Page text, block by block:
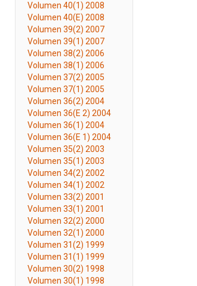
Volumen 40(1) 2008
Volumen 40(E) 2008
Volumen 39(2) 2007
Volumen 39(1) 2007
Volumen 38(2) 2006
Volumen 38(1) 2006
Volumen 37(2) 2005
Volumen 37(1) 2005
Volumen 36(2) 2004
Volumen 36(E 2) 2004
Volumen 36(1) 2004
Volumen 36(E 1) 2004
Volumen 35(2) 2003
Volumen 35(1) 2003
Volumen 34(2) 2002
Volumen 34(1) 2002
Volumen 33(2) 2001
Volumen 33(1) 2001
Volumen 32(2) 2000
Volumen 32(1) 2000
Volumen 31(2) 1999
Volumen 31(1) 1999
Volumen 30(2) 1998
Volumen 30(1) 1998